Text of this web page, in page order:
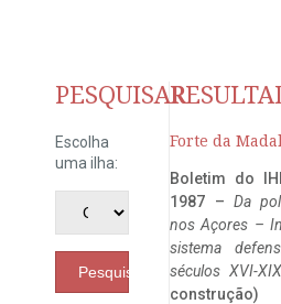
PESQUISAR
Escolha
uma ilha:
Pesquisar
Forte da
Boletim do
1987 – Da
nos Açores –
sistema
séculos XVI-XIX
construção)